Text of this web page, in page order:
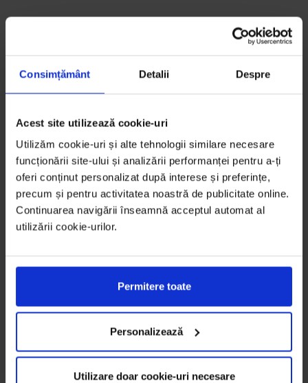
Consimțământ Detalii Despre
Acest site utilizează cookie-uri
Utilizăm cookie-uri și alte tehnologii similare necesare
funcționării site-ului și analizării performanței pentru a-ți
oferi conținut personalizat după interese și preferințe,
precum și pentru activitatea noastră de publicitate online.
Continuarea navigării înseamnă acceptul automat al
utilizării cookie-urilor.
Permitere toate
Personalizează
Utilizare doar cookie-uri necesare